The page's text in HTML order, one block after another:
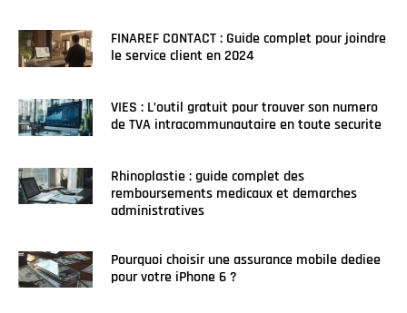
FINAREF CONTACT : Guide complet pour joindre
le service client en 2024
VIES : L’outil gratuit pour trouver son numero
de TVA intracommunautaire en toute securite
Rhinoplastie : guide complet des
remboursements medicaux et demarches
administratives
Pourquoi choisir une assurance mobile dediee
pour votre iPhone 6 ?